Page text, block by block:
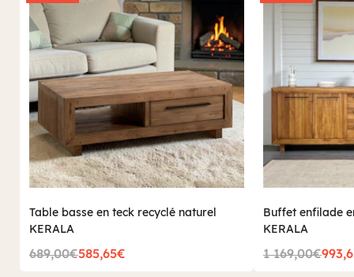
Table basse en teck recyclé naturel
KERALA
689,00€585,65€
Buffet enfilade
KERALA
1 169,00€